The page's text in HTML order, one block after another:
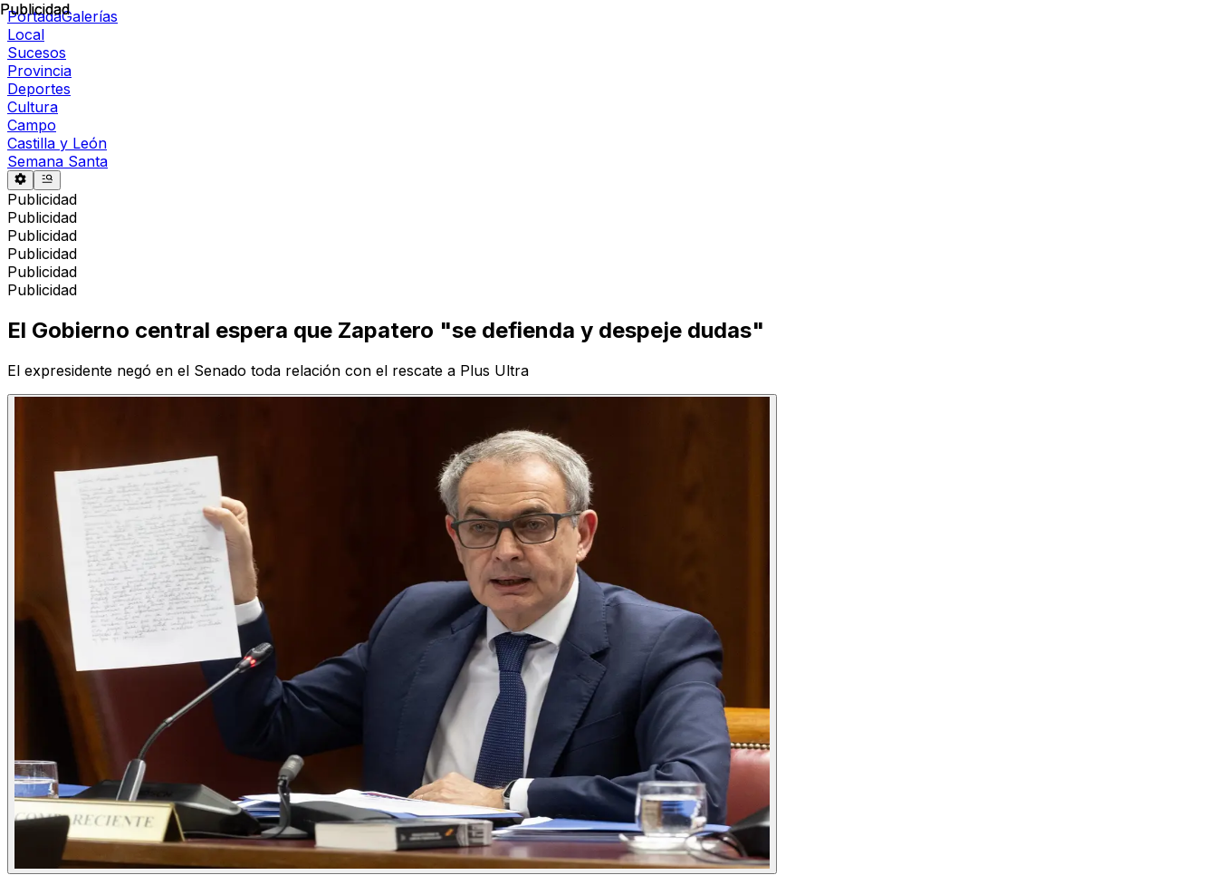
PortadaGalerías
Local
Sucesos
Provincia
Deportes
Cultura
Campo
Castilla y León
Semana Santa
Publicidad
Publicidad
Publicidad
Publicidad
Publicidad
Publicidad
Publicidad
El Gobierno central espera que Zapatero "se defienda y despeje dudas"
El expresidente negó en el Senado toda relación con el rescate a Plus Ultra
Publicidad